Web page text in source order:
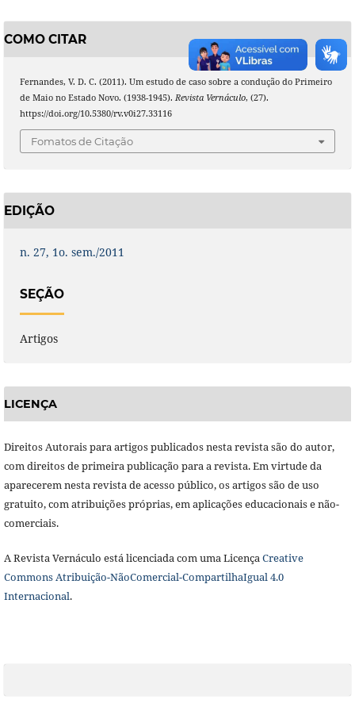
COMO CITAR
Fernandes, V. D. C. (2011). Um estudo de caso sobre a condução do Primeiro
de Maio no Estado Novo. (1938-1945). Revista Vernáculo, (27).
https://doi.org/10.5380/rv.v0i27.33116
Fomatos de Citação
EDIÇÃO
n. 27, 1o. sem./2011
SEÇÃO
Artigos
LICENÇA
Direitos Autorais para artigos publicados nesta revista são do autor,
com direitos de primeira publicação para a revista. Em virtude da
aparecerem nesta revista de acesso público, os artigos são de uso
gratuito, com atribuições próprias, em aplicações educacionais e não-
comerciais.
A Revista Vernáculo está licenciada com uma LicençaCreative
Commons Atribuição-NãoComercial-CompartilhaIgual 4.0
Internacional.